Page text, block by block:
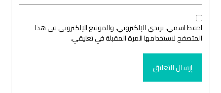
احفظ اسمي، بريدي الإلكتروني، والموقع الإلكتروني في هذا
المتصفح لاستخدامها المرة المقبلة في تعليقي.
إرسال التعليق